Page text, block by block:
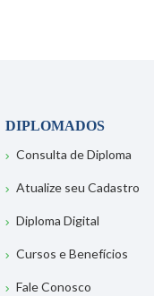
DIPLOMADOS
Consulta de Diploma
Atualize seu Cadastro
Diploma Digital
Cursos e Benefícios
Fale Conosco